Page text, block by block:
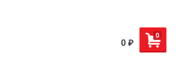
0
0 ₽